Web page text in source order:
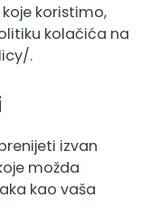
koristimo,
kolačića na
.
izvan
možda
kao vaša